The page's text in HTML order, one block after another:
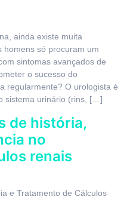
ainda existe muita
homens só procuram um
sintomas avançados de
o sucesso do
regularmente? O urologista é
sistema urinário (rins, […]
de história,
no
renais
e Tratamento de Cálculos